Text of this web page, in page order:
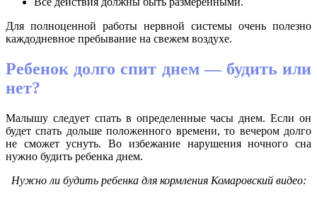
Для полноценной работы нервной системы очень полезно
каждодневное пребывание на свежем воздухе.
Ребенок долго спит днем — будить или
нет?
Малышу следует спать в определенные часы днем. Если он
будет спать дольше положенного времени, то вечером долго
не сможет уснуть. Во избежание нарушения ночного сна
нужно будить ребенка днем.
Нужно ли будить ребенка для кормления Комаровский видео: